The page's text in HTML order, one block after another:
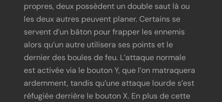
propres, deux possèdent un double saut là ou
les deux autres peuvent planer. Certains se
servent d’un bâton pour frapper les ennemis
alors qu’un autre utilisera ses points et le
dernier des boules de feu. L’attaque normale
est activée via le bouton Y, que l’on matraquera
ardemment, tandis qu’une attaque lourde s’est
réfugiée derrière le bouton X. En plus de cette